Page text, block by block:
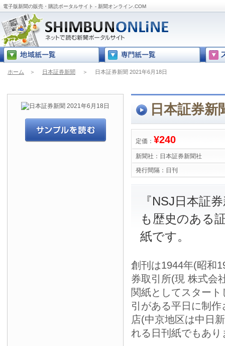
電子版新聞の販売・購読ポータルサイト - 新聞オンライン.COM
ホーム ＞ 日本証券新聞 ＞ 日本証券新聞 2021年6月18日
日本証券新
定価： ¥240
新聞社： 日本証券新聞社
発行間隔： 日刊
『NSJ日本証
も歴史のある
紙です。
創刊は1944年(昭和
券取引所(現 株式会
関紙としてスター
引がある平日に制
店(中京地区は中日
れる日刊紙でもあり